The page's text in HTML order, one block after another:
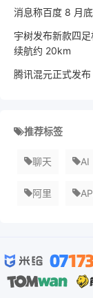
消息称百度 8 月
宇树发布新款四
续航约 20km
腾讯混元正式发
推荐标签
聊天 AI
阿里